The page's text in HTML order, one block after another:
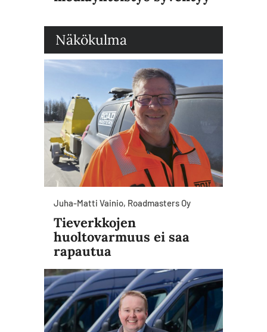
Näkökulma
Juha-Matti Vainio, Roadmasters Oy
Tieverkkojen
huoltovarmuus ei saa
rapautua